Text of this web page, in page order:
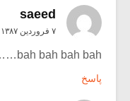
saeed
۷ فروردین ۱۳۸۷ در ۱۱:۳۰ ق٫ظ
bah bah bah bah…….
پاسخ